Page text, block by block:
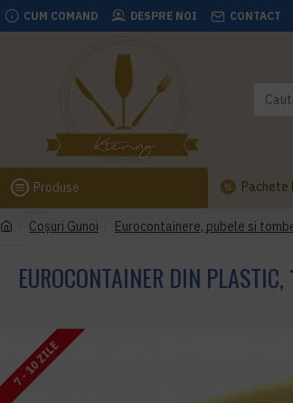
CUM COMAND DESPRE NOI CONTACT
Produse Pachete
Coşuri Gunoi Eurocontainere, pubele si
EUROCONTAINER DIN
7 - 10 ZILE